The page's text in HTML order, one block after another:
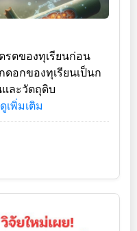
รตของทุเรียนก่อน
อกของทุเรียนเป็นก
ละวัตถุดิบ
ดูเพิ่มเติม